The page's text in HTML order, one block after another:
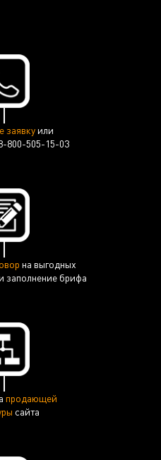
заявкуили
800-505-15-03
на выгодных
заполнение брифа
продающей
сайта